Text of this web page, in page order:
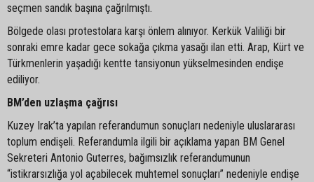
seçmen sandık başına çağrılmıştı.
Bölgede olası protestolara karşı önlem alınıyor. Kerkük Valiliği bir
sonraki emre kadar gece sokağa çıkma yasağı ilan etti. Arap, Kürt ve
Türkmenlerin yaşadığı kentte tansiyonun yükselmesinden endişe
ediliyor.
BM’den uzlaşma çağrısı
Kuzey Irak’ta yapılan referandumun sonuçları nedeniyle uluslararası
toplum endişeli. Referandumla ilgili bir açıklama yapan BM Genel
Sekreteri Antonio Guterres, bağımsızlık referandumunun
“istikrarsızlığa yol açabilecek muhtemel sonuçları” nedeniyle endişe